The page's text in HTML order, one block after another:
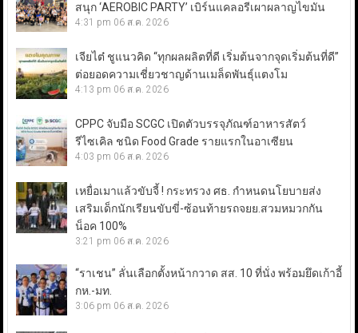
สนุก ‘AEROBIC PARTY’ เบิร์นแคลอรีเผาผลาญไขมัน
4:31 pm 06 ส.ค. 2026
เจียไต๋ ชูแนวคิด “ทุกผลผลิตที่ดี เริ่มต้นจากจุดเริ่มต้นที่ดี”
ต่อยอดความเชี่ยวชาญด้านเมล็ดพันธุ์แตงโม
4:13 pm 06 ส.ค. 2026
CPPC จับมือ SCGC เปิดตัวบรรจุภัณฑ์อาหารสัตว์
รีไซเคิล ชนิด Food Grade รายแรกในอาเซียน
4:03 pm 06 ส.ค. 2026
เหยื่อเมาแล้วขับจี้ ! กระทรวง ศธ. กำหนดนโยบายส่ง
เสริมเด็กนักเรียนขับขี่-ซ้อนท้ายรถจยย.สวมหมวกกัน
น็อค 100%
3:21 pm 06 ส.ค. 2026
“ราเชน” ลั่นเลือกตั้งหน้ากวาด สส. 10 ที่นั่ง พร้อมยึดเก้าอี้
กห.-มท.
3:06 pm 06 ส.ค. 2026